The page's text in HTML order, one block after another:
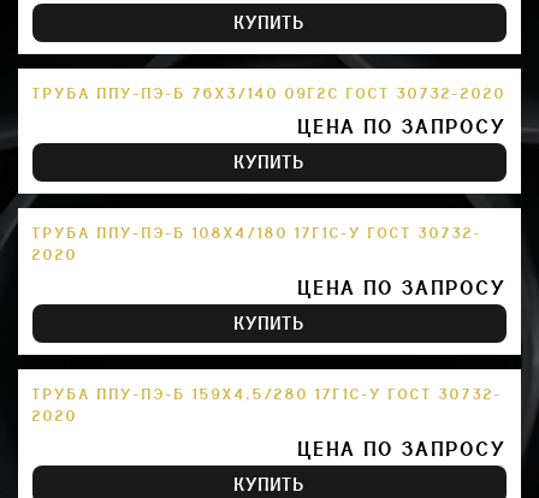
КУПИТЬ
ТРУБА ППУ-ПЭ-Б 76Х3/140 09Г2С ГОСТ 30732-2020
ЦЕНА ПО ЗАПРОСУ
КУПИТЬ
ТРУБА ППУ-ПЭ-Б 108Х4/180 17Г1С-У ГОСТ 30732-
2020
ЦЕНА ПО ЗАПРОСУ
КУПИТЬ
ТРУБА ППУ-ПЭ-Б 159Х4,5/280 17Г1С-У ГОСТ 30732-
2020
ЦЕНА ПО ЗАПРОСУ
КУПИТЬ